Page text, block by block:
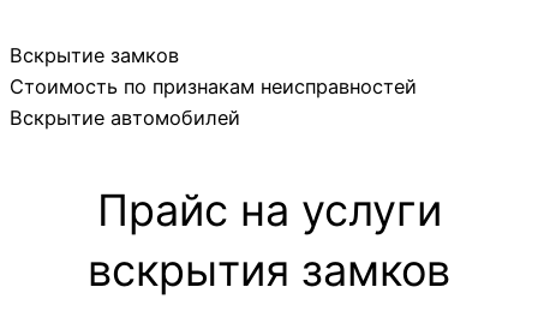
Вскрытие замков
Стоимость по признакам неисправностей
Вскрытие автомобилей
Прайс на услуги
вскрытия замков